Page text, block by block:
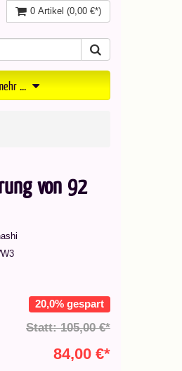
0 Artikel (0,00 €*)
...
von 92
20,0% gespart
Statt: 105,00 €*
84,00 €*